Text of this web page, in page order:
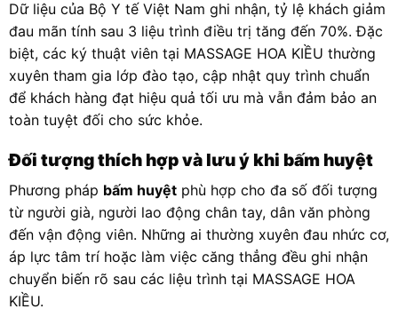
Dữ liệu của Bộ Y tế Việt Nam ghi nhận, tỷ lệ khách giảm
đau mãn tính sau 3 liệu trình điều trị tăng đến 70%. Đặc
biệt, các ký thuật viên tại MASSAGE HOA KIỀU thường
xuyên tham gia lớp đào tạo, cập nhật quy trình chuẩn
để khách hàng đạt hiệu quả tối ưu mà vẫn đảm bảo an
toàn tuyệt đối cho sức khỏe.
Đối tượng thích hợp và lưu ý khi bấm huyệt
Phương pháp bấm huyệt phù hợp cho đa số đối tượng
từ người già, người lao động chân tay, dân văn phòng
đến vận động viên. Những ai thường xuyên đau nhức cơ,
áp lực tâm trí hoặc làm việc căng thẳng đều ghi nhận
chuyển biến rõ sau các liệu trình tại MASSAGE HOA
KIỀU.